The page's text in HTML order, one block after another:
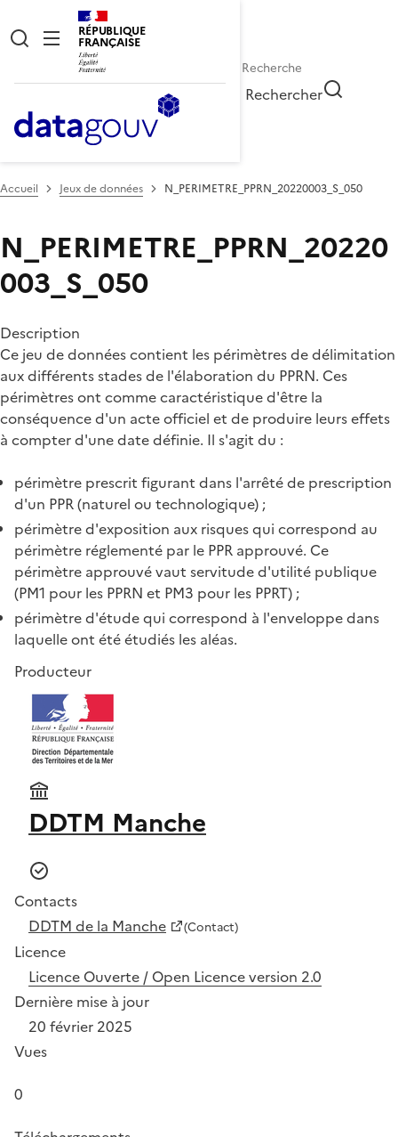
RÉPUBLIQUE
FRANÇAISE
Rechercher
Accueil Jeux de données N_PERIMETRE_PPRN_20220003_S_050
N_PERIMETRE_PPRN_20220
003_S_050
Description
Ce jeu de données contient les périmètres de délimitation
aux différents stades de l'élaboration du PPRN. Ces
périmètres ont comme caractéristique d'être la
conséquence d'un acte officiel et de produire leurs effets
à compter d'une date définie. Il s'agit du :
périmètre prescrit figurant dans l'arrêté de prescription
d'un PPR (naturel ou technologique) ;
périmètre d'exposition aux risques qui correspond au
périmètre réglementé par le PPR approuvé. Ce
périmètre approuvé vaut servitude d'utilité publique
(PM1 pour les PPRN et PM3 pour les PPRT) ;
périmètre d'étude qui correspond à l'enveloppe dans
laquelle ont été étudiés les aléas.
Producteur
DDTM Manche
Contacts
DDTM de la Manche
(Contact)
Licence
Licence Ouverte / Open Licence version 2.0
Dernière mise à jour
20 février 2025
Vues
0